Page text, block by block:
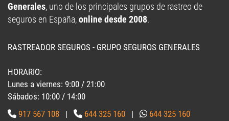
Generales, uno de los principales grupos de rastreo de
seguros en España,online desde 2008.
RASTREADOR SEGUROS - GRUPO SEGUROS GENERALES
HORARIO:
Lunes a viernes: 9:00 / 21:00
Sábados: 10:00 / 14:00
917 567 108 | 644 325 160 | 644 325 160